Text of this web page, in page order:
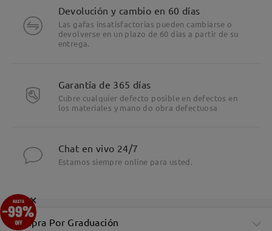
Devolución y cambio en 60 días
Las gafas insatisfactorias pueden cambiarse o
devolverse en un plazo de 60 días a partir de su
entrega.
Garantía de 365 días
Cubre cualquier defecto posible en defectos en
los materiales y mano do obra defectuosa
Chat en vivo 24/7
Estamos siempre online para usted.
Compra Por Graduación
×